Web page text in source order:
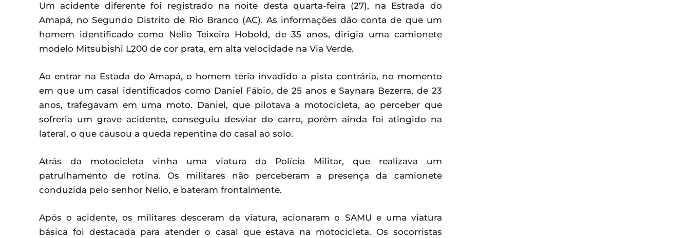
Um acidente diferente foi registrado na noite desta quarta-feira (27), na Estrada do
Amapá, no Segundo Distrito de Rio Branco (AC). As informações dão conta de que um
homem identificado como Nelio Teixeira Hobold, de 35 anos, dirigia uma camionete
modelo Mitsubishi L200 de cor prata, em alta velocidade na Via Verde.
Ao entrar na Estada do Amapá, o homem teria invadido a pista contrária, no momento
em que um casal identificados como Daniel Fábio, de 25 anos e Saynara Bezerra, de 23
anos, trafegavam em uma moto. Daniel, que pilotava a motocicleta, ao perceber que
sofreria um grave acidente, conseguiu desviar do carro, porém ainda foi atingido na
lateral, o que causou a queda repentina do casal ao solo.
Atrás da motocicleta vinha uma viatura da Polícia Militar, que realizava um
patrulhamento de rotina. Os militares não perceberam a presença da camionete
conduzida pelo senhor Nelio, e bateram frontalmente.
Após o acidente, os militares desceram da viatura, acionaram o SAMU e uma viatura
básica foi destacada para atender o casal que estava na motocicleta. Os socorristas